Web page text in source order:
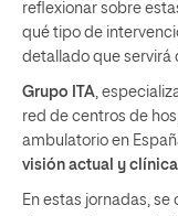
reflexionar sobre
qué tipo de
detallado que servirá
Grupo ITA,
red de centros de
ambulatorio en
visión actual y clínica
En estas jornadas, se